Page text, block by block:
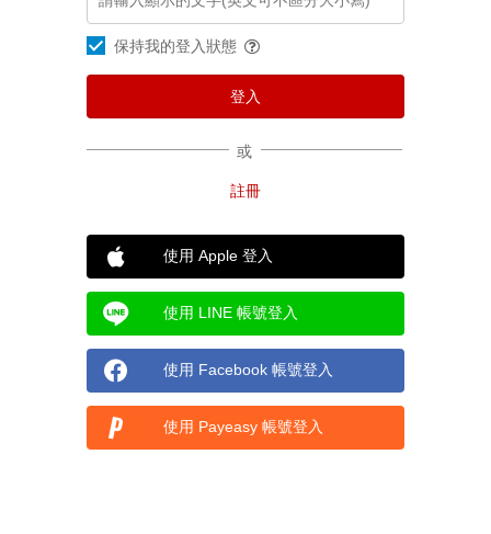
保持我的登入狀態
或
使用 Apple 登入
使用 LINE 帳號登入
使用 Facebook 帳號登入
使用 Payeasy 帳號登入